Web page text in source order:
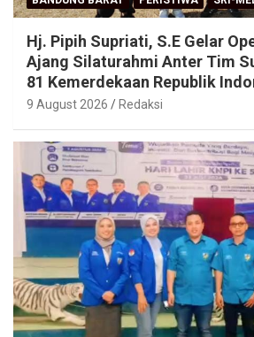
Hj. Pipih Supriati, S.E Gelar
Ajang Silaturahmi Anter Tim
81 Kemerdekaan Republik
9 August 2026 Redaksi